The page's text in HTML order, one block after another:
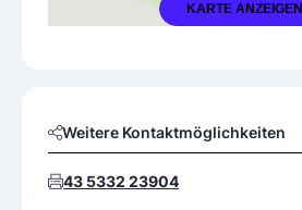
KARTE ANZEIGEN
Weitere Kontaktmöglichkeiten
43 5332 23904